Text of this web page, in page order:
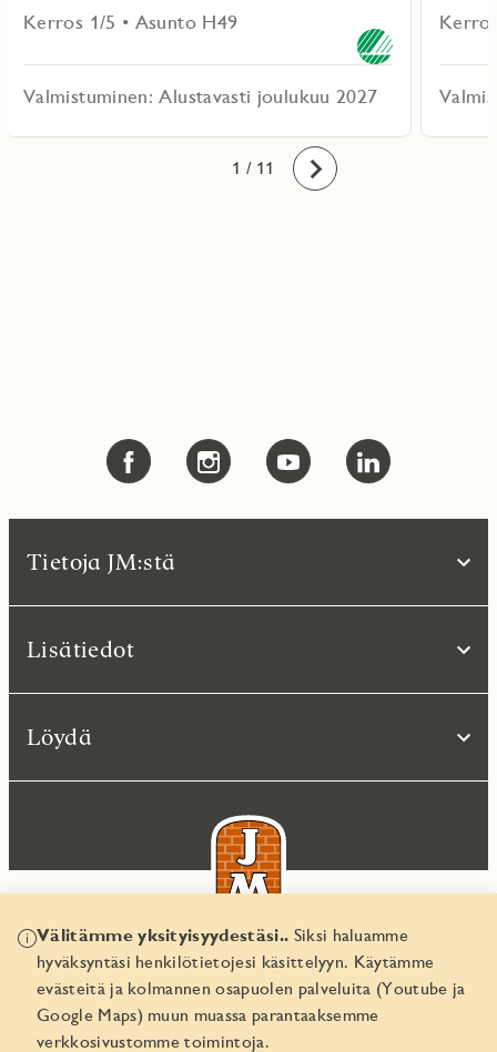
Kerros 1/5 • Asunto H49
Valmistuminen: Alustavasti joulukuu 2027
1
2
3
4
5
6
7
8
9
10
11 / 11 Eteenpäin
Välitämme yksityisyydestäsi.. Siksi haluamme
hyväksyntäsi henkilötietojesi käsittelyyn. Käytämme
evästeitä ja kolmannen osapuolen palveluita (Youtube ja
Google Maps) muun muassa parantaaksemme
verkkosivustomme toimintoja.
Tietoja JM:stä
Lisätiedot
Löydä
© JM Suomi OY 2026
Yritystunnus 1974161-8